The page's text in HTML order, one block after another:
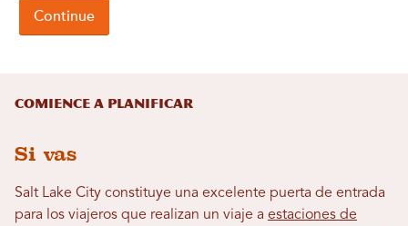
Comience a planificar
Si vas
Salt Lake City constituye una excelente puerta de entrada
para los viajeros que realizan un viaje a estaciones de